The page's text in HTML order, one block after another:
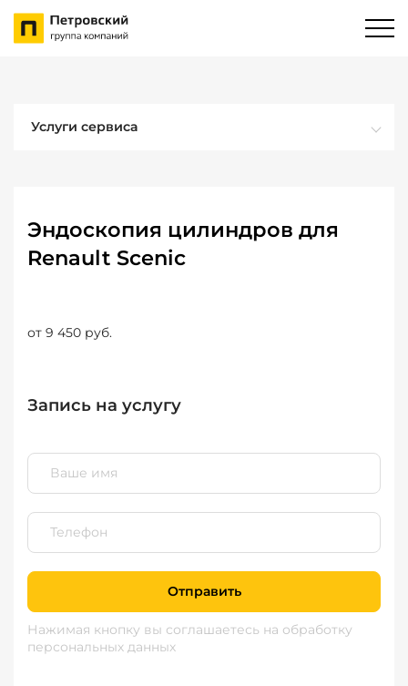
Услуги сервиса
Эндоскопия цилиндров для
Renault Scenic
от 9 450 руб.
Запись на услугу
Отправить
Нажимая кнопку вы соглашаетесь на обработку
персональных данных